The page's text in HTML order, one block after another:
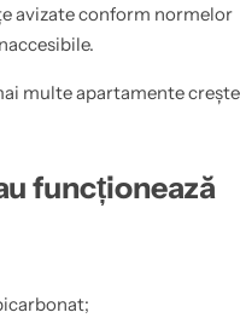
avizate conform normelor
multe apartamente crește
funcționează